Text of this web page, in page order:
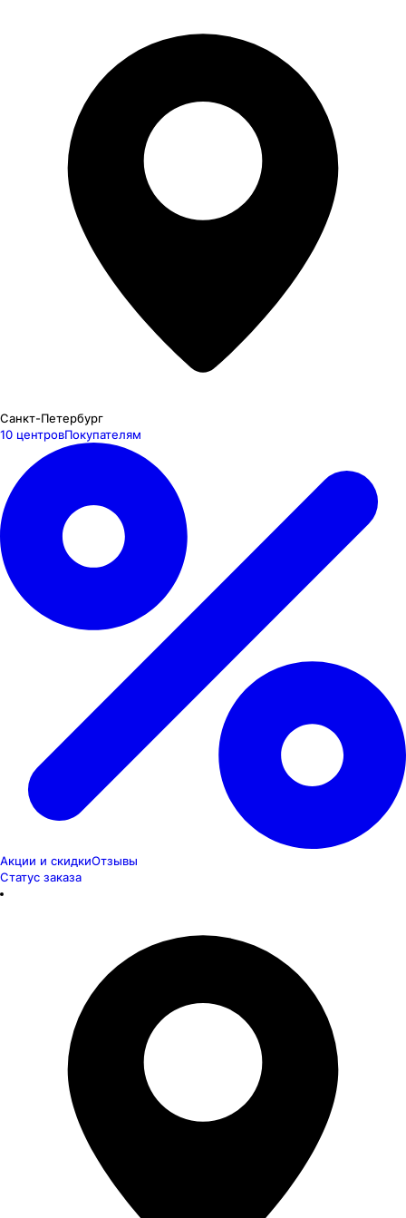
Санкт-Петербург
10 центровПокупателям
Акции и скидкиОтзывы
Статус заказа